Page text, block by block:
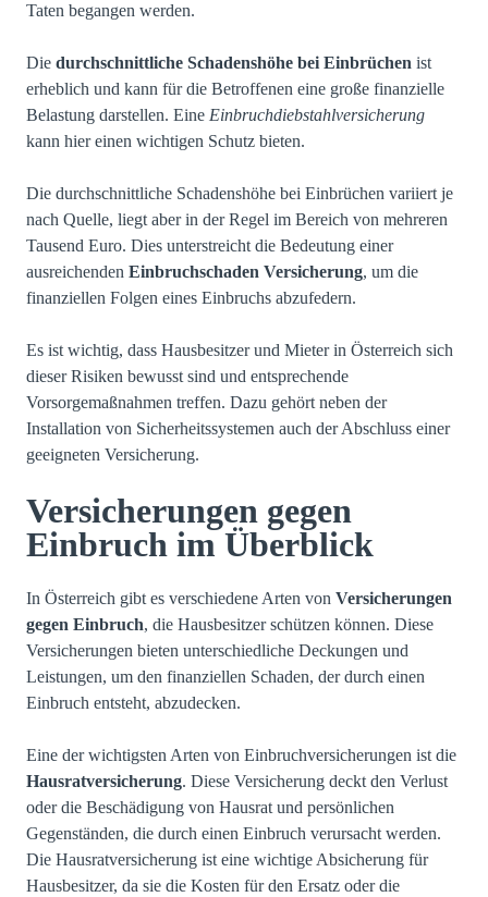
Taten begangen werden.
Die durchschnittliche Schadenshöhe bei Einbrüchen ist
erheblich und kann für die Betroffenen eine große finanzielle
Belastung darstellen. Eine Einbruchdiebstahlversicherung
kann hier einen wichtigen Schutz bieten.
Die durchschnittliche Schadenshöhe bei Einbrüchen variiert je
nach Quelle, liegt aber in der Regel im Bereich von mehreren
Tausend Euro. Dies unterstreicht die Bedeutung einer
ausreichenden Einbruchschaden Versicherung, um die
finanziellen Folgen eines Einbruchs abzufedern.
Es ist wichtig, dass Hausbesitzer und Mieter in Österreich sich
dieser Risiken bewusst sind und entsprechende
Vorsorgemaßnahmen treffen. Dazu gehört neben der
Installation von Sicherheitssystemen auch der Abschluss einer
geeigneten Versicherung.
Versicherungen gegen
Einbruch im Überblick
In Österreich gibt es verschiedene Arten von Versicherungen
gegen Einbruch, die Hausbesitzer schützen können. Diese
Versicherungen bieten unterschiedliche Deckungen und
Leistungen, um den finanziellen Schaden, der durch einen
Einbruch entsteht, abzudecken.
Eine der wichtigsten Arten von Einbruchversicherungen ist die
Hausratversicherung. Diese Versicherung deckt den Verlust
oder die Beschädigung von Hausrat und persönlichen
Gegenständen, die durch einen Einbruch verursacht werden.
Die Hausratversicherung ist eine wichtige Absicherung für
Hausbesitzer, da sie die Kosten für den Ersatz oder die